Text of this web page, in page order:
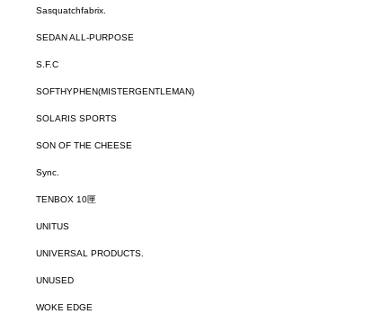
Sasquatchfabrix.
SEDAN ALL-PURPOSE
S.F.C
SOFTHYPHEN(MISTERGENTLEMAN)
SOLARIS SPORTS
SON OF THE CHEESE
Sync.
TENBOX 10匣
UNITUS
UNIVERSAL PRODUCTS.
UNUSED
WOKE EDGE